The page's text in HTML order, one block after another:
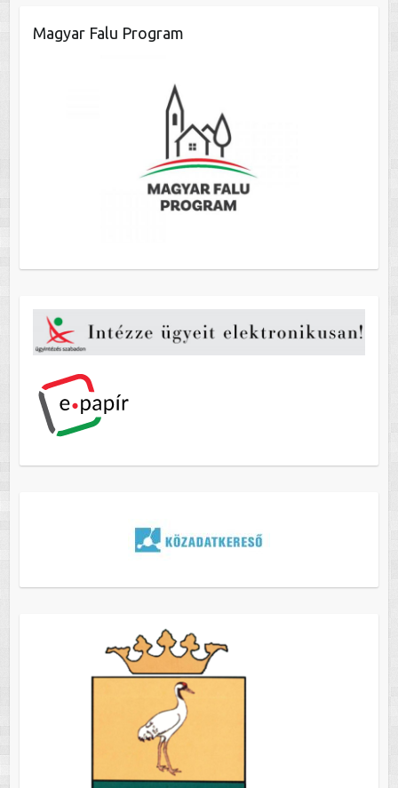
Magyar Falu Program